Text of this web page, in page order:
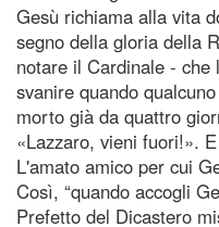
Gesù richiama alla vita
segno della gloria della
notare il Cardinale -
svanire quando
morto già da quattro
«Lazzaro, vieni fuori!».
L'amato amico per cui
Così, “quando accogli
Prefetto del Dicastero